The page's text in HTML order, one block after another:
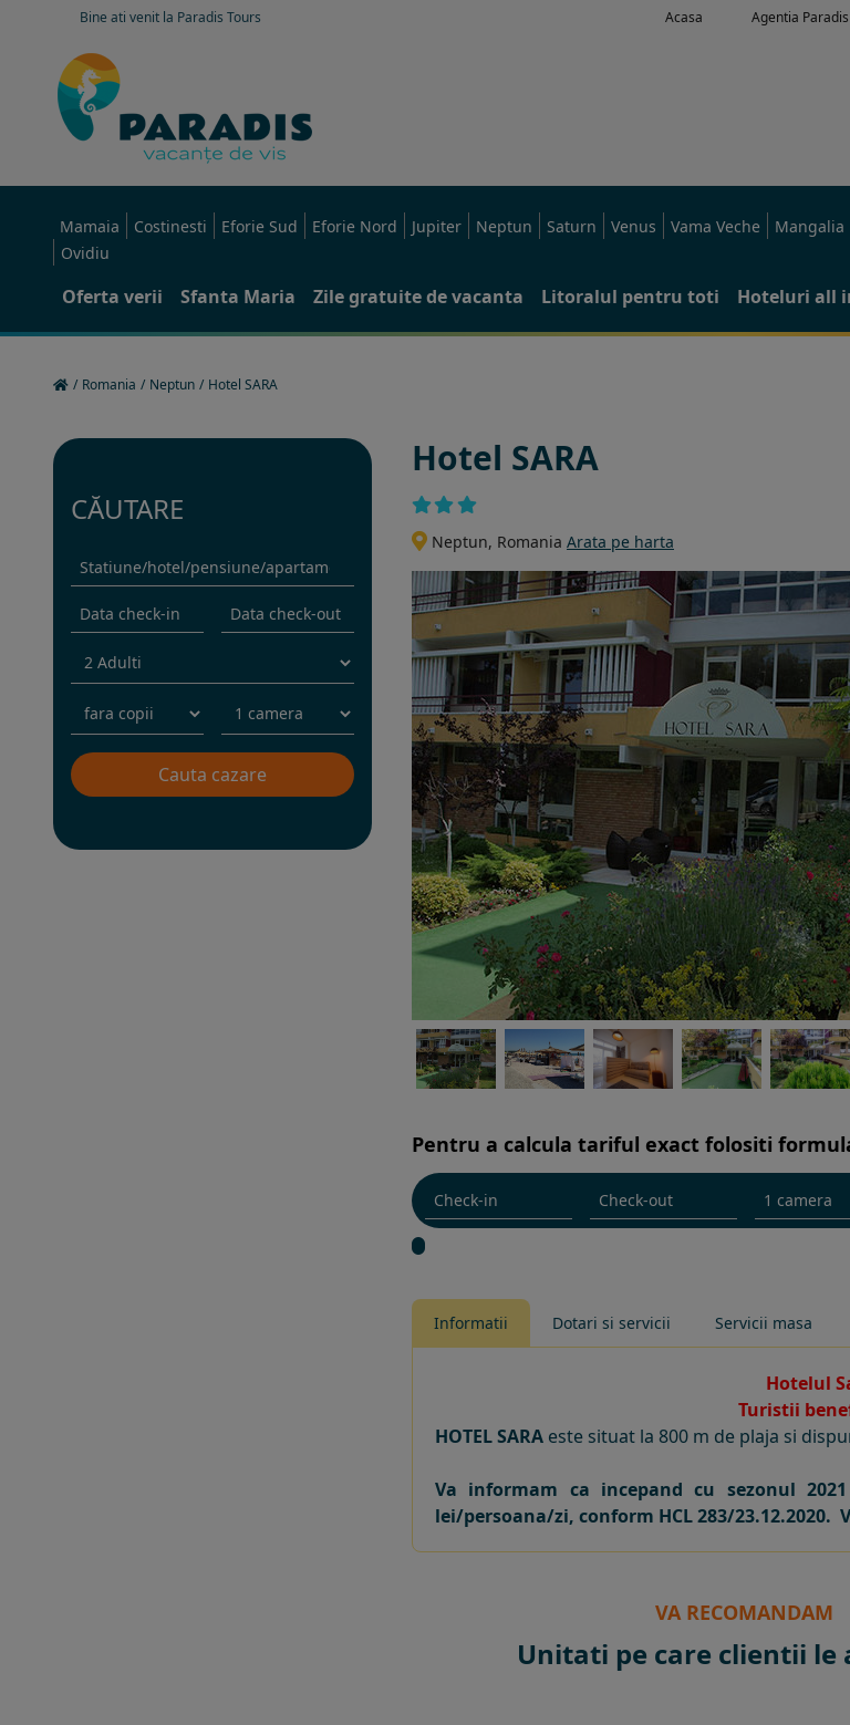
Bine ati venit la Paradis Tours Acasa Agentia Paradis
Mamaia Costinesti Eforie Sud Eforie Nord Jupiter Neptun Saturn Venus Vama Veche Mangalia
Ovidiu
Oferta verii Sfanta Maria Zile gratuite de vacanta Litoralul pentru toti Hoteluri all
/ Romania / Neptun / Hotel SARA
CĂUTARE
Hotel SARA
Neptun, Romania Arata pe harta
Pentru a calcula tariful exact folositi
Informatii Dotari si servicii Servicii masa
Hotelul
Turistii
HOTEL SARA este situat la 800 m de plaja si
Va informam ca incepand cu sezonul
lei/persoana/zi, conform HCL 283/
VA RECOMANDAM
Unitati pe care clientii le